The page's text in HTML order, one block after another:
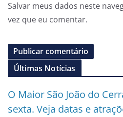
Salvar meus dados neste
vez que eu comentar.
Últimas Notícias
O Maior São João do
sexta. Veja datas e